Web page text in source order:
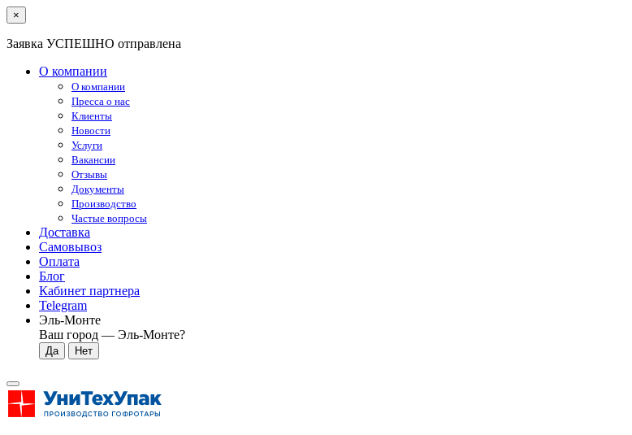
×
Заявка УСПЕШНО отправлена
О компании
О компании
Пресса о нас
Клиенты
Новости
Услуги
Вакансии
Отзывы
Документы
Производство
Частые вопросы
Доставка
Самовывоз
Оплата
Блог
Кабинет партнера
Telegram
Эль-Монте
Ваш город — Эль-Монте?